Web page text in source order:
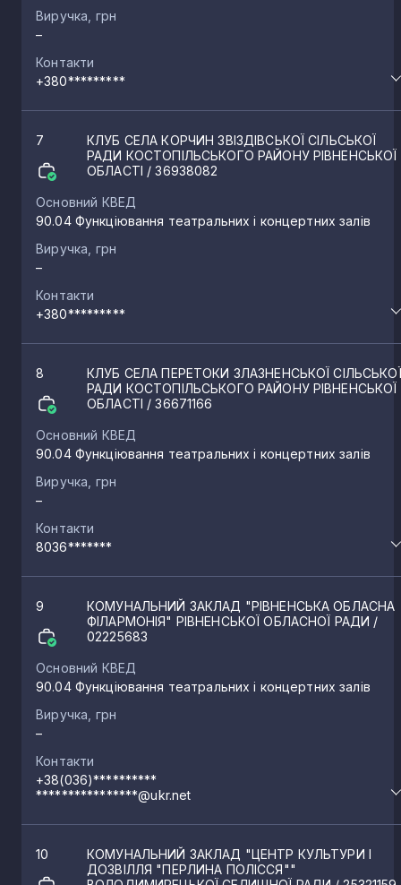
Виручка, грн
–
Контакти
+380*********
7
КЛУБ СЕЛА КОРЧИН ЗВІЗДІВСЬКОЇ СІЛЬСЬКОЇ
РАДИ КОСТОПІЛЬСЬКОГО РАЙОНУ РІВНЕНСЬКОЇ
ОБЛАСТІ / 36938082
Основний КВЕД
90.04 Функціювання театральних і концертних залів
Виручка, грн
–
Контакти
+380*********
8
КЛУБ СЕЛА ПЕРЕТОКИ ЗЛАЗНЕНСЬКОЇ СІЛЬСЬКОЇ
РАДИ КОСТОПІЛЬСЬКОГО РАЙОНУ РІВНЕНСЬКОЇ
ОБЛАСТІ / 36671166
Основний КВЕД
90.04 Функціювання театральних і концертних залів
Виручка, грн
–
Контакти
8036*******
9
КОМУНАЛЬНИЙ ЗАКЛАД "РІВНЕНСЬКА ОБЛАСНА
ФІЛАРМОНІЯ" РІВНЕНСЬКОЇ ОБЛАСНОЇ РАДИ /
02225683
Основний КВЕД
90.04 Функціювання театральних і концертних залів
Виручка, грн
–
Контакти
+38(036)**********
****************@ukr.net
10
КОМУНАЛЬНИЙ ЗАКЛАД "ЦЕНТР КУЛЬТУРИ І
ДОЗВІЛЛЯ "ПЕРЛИНА ПОЛІССЯ""